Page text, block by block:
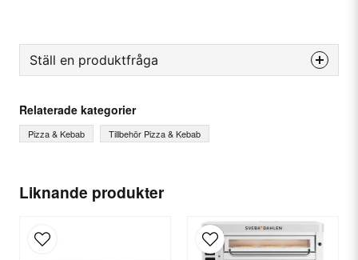
Liknande produkter
Ställ en produktfråga
Fråga oss något om denna produkten...
Ditt namn
email
E-postadress
Relaterade kategorier
Pizza & Kebab Tillbehör Pizza & Kebab